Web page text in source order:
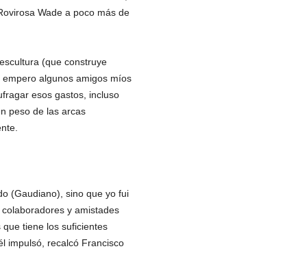
Wade a poco más de
(que construye
algunos amigos míos
esos gastos, incluso
peso de las arcas
(Gaudiano), sino que yo fui
y amistades
tiene los suficientes
impulsó, recalcó Francisco